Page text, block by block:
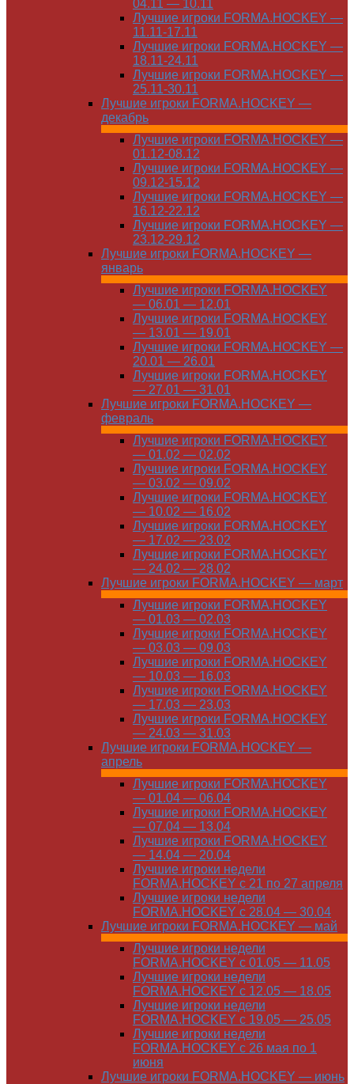
04.11 — 10.11
Лучшие игроки FORMA.HOCKEY —
11.11-17.11
Лучшие игроки FORMA.HOCKEY —
18.11-24.11
Лучшие игроки FORMA.HOCKEY —
25.11-30.11
Лучшие игроки FORMA.HOCKEY —
декабрь
Лучшие игроки FORMA.HOCKEY —
01.12-08.12
Лучшие игроки FORMA.HOCKEY —
09.12-15.12
Лучшие игроки FORMA.HOCKEY —
16.12-22.12
Лучшие игроки FORMA.HOCKEY —
23.12-29.12
Лучшие игроки FORMA.HOCKEY —
январь
Лучшие игроки FORMA.HOCKEY
— 06.01 — 12.01
Лучшие игроки FORMA.HOCKEY
— 13.01 — 19.01
Лучшие игроки FORMA.HOCKEY —
20.01 — 26.01
Лучшие игроки FORMA.HOCKEY
— 27.01 — 31.01
Лучшие игроки FORMA.HOCKEY —
февраль
Лучшие игроки FORMA.HOCKEY
— 01.02 — 02.02
Лучшие игроки FORMA.HOCKEY
— 03.02 — 09.02
Лучшие игроки FORMA.HOCKEY
— 10.02 — 16.02
Лучшие игроки FORMA.HOCKEY
— 17.02 — 23.02
Лучшие игроки FORMA.HOCKEY
— 24.02 — 28.02
Лучшие игроки FORMA.HOCKEY — март
Лучшие игроки FORMA.HOCKEY
— 01.03 — 02.03
Лучшие игроки FORMA.HOCKEY
— 03.03 — 09.03
Лучшие игроки FORMA.HOCKEY
— 10.03 — 16.03
Лучшие игроки FORMA.HOCKEY
— 17.03 — 23.03
Лучшие игроки FORMA.HOCKEY
— 24.03 — 31.03
Лучшие игроки FORMA.HOCKEY —
апрель
Лучшие игроки FORMA.HOCKEY
— 01.04 — 06.04
Лучшие игроки FORMA.HOCKEY
— 07.04 — 13.04
Лучшие игроки FORMA.HOCKEY
— 14.04 — 20.04
Лучшие игроки недели
FORMA.HOCKEY с 21 по 27 апреля
Лучшие игроки недели
FORMA.HOCKEY с 28.04 — 30.04
Лучшие игроки FORMA.HOCKEY — май
Лучшие игроки недели
FORMA.HOCKEY с 01.05 — 11.05
Лучшие игроки недели
FORMA.HOCKEY с 12.05 — 18.05
Лучшие игроки недели
FORMA.HOCKEY с 19.05 — 25.05
Лучшие игроки недели
FORMA.HOCKEY с 26 мая по 1
июня
Лучшие игроки FORMA.HOCKEY — июнь